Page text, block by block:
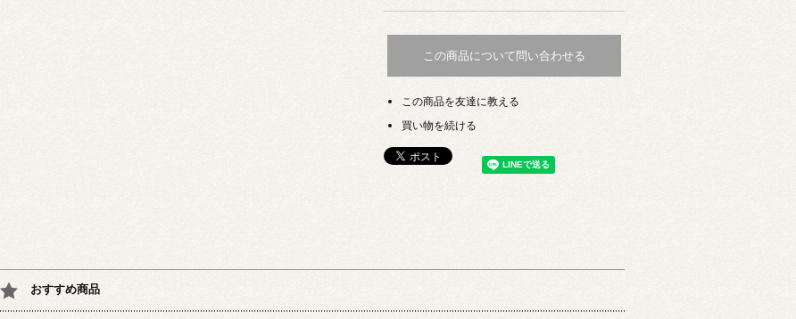
この商品について問い合わせる
この商品を友達に教える
買い物を続ける
おすすめ商品